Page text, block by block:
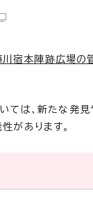
宿本陣跡広場の
ては、新たな発
があります。